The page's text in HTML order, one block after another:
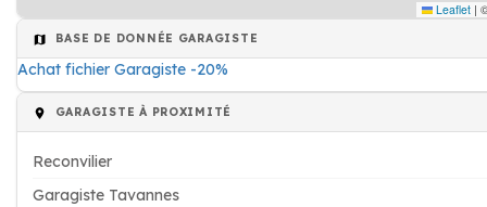
Leaflet |
BASE DE DONNÉE GARAGISTE
Achat fichier Garagiste -20%
GARAGISTE À PROXIMITÉ
Reconvilier
Garagiste Tavannes